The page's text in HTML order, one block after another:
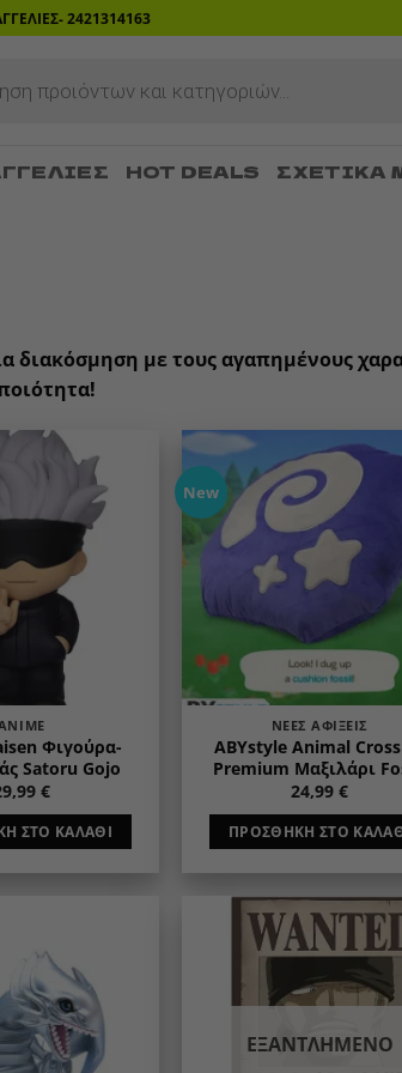
2421314163
HOT DEALS ΣΧΕΤΙΚΆ
διακόσμηση με τους αγαπημένους
Add to
wishlist
Φιγούρα-
Satoru Gojo
€
ΣΤΟ ΚΑΛΆΘΙ
New
ΝΈΕΣ ΑΦΊΞΕΙΣ
ABYstyle Animal
Premium Μαξιλάρι
24,99€
ΠΡΟΣΘΉΚΗ ΣΤΟ
wishlist
ΕΞΑΝΤΛΗΜΈΝΟ